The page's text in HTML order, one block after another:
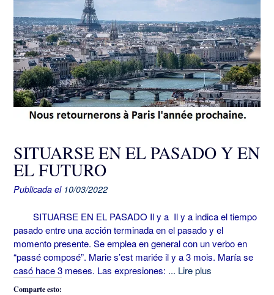
SITUARSE EN EL PASADO Y EN
EL FUTURO
Publicada el 10/03/2022
SITUARSE EN EL PASADO Il y a Il y a indica el tiempo
pasado entre una acción terminada en el pasado y el
momento presente. Se emplea en general con un verbo en
“passé composé”. Marie s’est mariée il y a 3 mois. María se
casó hace 3 meses. Las expresiones: ... Lire plus
Comparte esto: